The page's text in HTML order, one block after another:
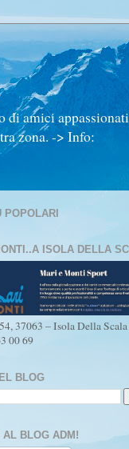
di amici
zona. -> Info:
POPOLARI
ISOLA DELLA
37063 – Isola Della
00 69
BLOG
AL BLOG ADM!